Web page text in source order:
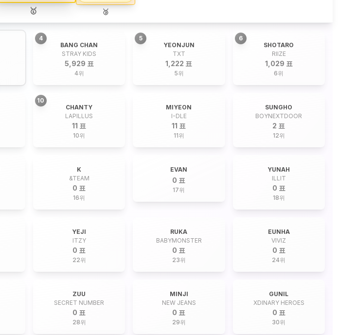
🥇 🥉
4
BANG CHAN
STRAY KIDS
5,929 표
4위
5
YEONJUN
TXT
1,222 표
5위
6
SHOTARO
RIIZE
1,029 표
6위
10
CHANTY
LAPILLUS
11 표
10위
MIYEON
I-DLE
11 표
11위
SUNGHO
BOYNEXTDOOR
2 표
12위
K
&TEAM
0 표
16위
EVAN
0 표
17위
YUNAH
ILLIT
0 표
18위
YEJI
ITZY
0 표
22위
RUKA
BABYMONSTER
0 표
23위
EUNHA
VIVIZ
0 표
24위
ZUU
SECRET NUMBER
0 표
28위
MINJI
NEW JEANS
0 표
29위
GUNIL
XDINARY HEROES
0 표
30위